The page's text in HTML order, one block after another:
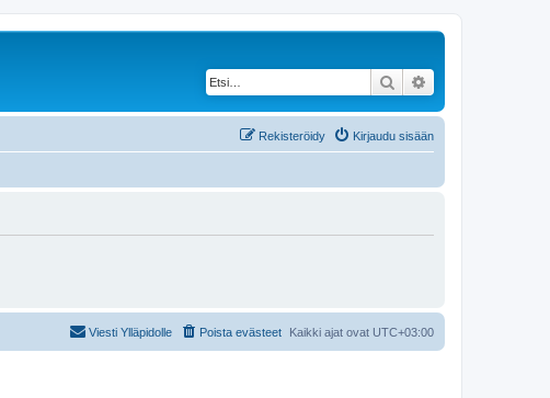
Etsi
Kirjaudu sisään
Rekisteröidy
Kaikki ajat ovat UTC+03:00
Poista evästeet
Viesti Ylläpidolle